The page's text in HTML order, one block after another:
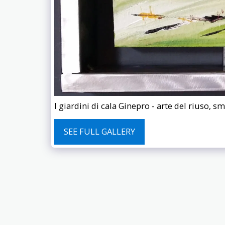
I giardini di cala Ginepro - arte del riuso,
SEE FULL GALLERY